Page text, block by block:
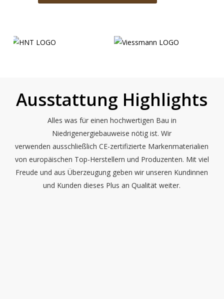
Ausstattung Highlights
Alles was für einen hochwertigen Bau in
Niedrigenergiebauweise nötig ist. Wir
verwenden ausschließlich CE-zertifizierte Markenmaterialien
von europäischen Top-Herstellern und Produzenten. Mit viel
Freude und aus Überzeugung geben wir unseren Kundinnen
und Kunden dieses Plus an Qualität weiter.